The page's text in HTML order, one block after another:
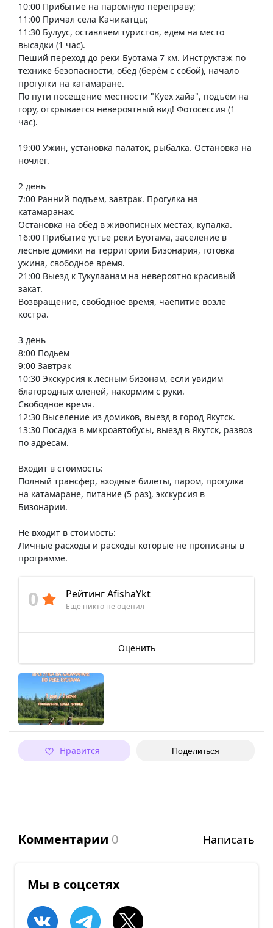
10:00 Прибытие на паромную переправу;
11:00 Причал села Качикатцы;
11:30 Булуус, оставляем туристов, едем на место
высадки (1 час).
Пеший переход до реки Буотама 7 км. Инструктаж по
технике безопасности, обед (берём с собой), начало
прогулки на катамаране.
По пути посещение местности "Куех хайа", подъём на
гору, открывается невероятный вид! Фотосессия (1
час).
19:00 Ужин, установка палаток, рыбалка. Остановка на
ночлег.
2 день
7:00 Ранний подъем, завтрак. Прогулка на
катамаранах.
Остановка на обед в живописных местах, купалка.
16:00 Прибытие устье реки Буотама, заселение в
лесные домики на территории Бизонария, готовка
ужина, свободное время.
21:00 Выезд к Тукулаанам на невероятно красивый
закат.
Возвращение, свободное время, чаепитие возле
костра.
3 день
8:00 Подьем
9:00 Завтрак
10:30 Экскурсия к лесным бизонам, если увидим
благородных оленей, накормим с руки.
Свободное время.
12:30 Выселение из домиков, выезд в город Якутск.
13:30 Посадка в микроавтобусы, выезд в Якутск, развоз
по адресам.
Входит в стоимость:
Полный трансфер, входные билеты, паром, прогулка
на катамаране, питание (5 раз), экскурсия в
Бизонарии.
Не входит в стоимость:
Личные расходы и расходы которые не прописаны в
программе.
0 Рейтинг AfishaYkt
Еще никто не оценил
Оценить
Нравится Поделиться
Комментарии 0 Написать
Мы в соцсетях